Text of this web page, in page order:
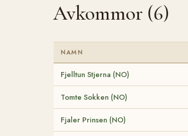
Avkommor (6)
NAMN
Fjelltun Stjerna (NO)
Tomte Sokken (NO)
Fjaler Prinsen (NO)